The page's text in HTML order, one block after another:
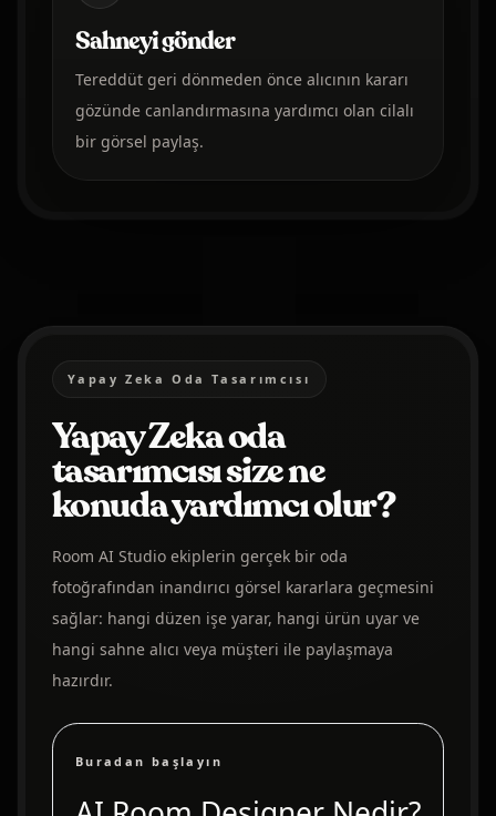
Sahneyi gönder
Tereddüt geri dönmeden önce alıcının kararı
gözünde canlandırmasına yardımcı olan cilalı
bir görsel paylaş.
Yapay Zeka Oda Tasarımcısı
Yapay Zeka oda
tasarımcısı size ne
konuda yardımcı olur?
Room AI Studio ekiplerin gerçek bir oda
fotoğrafından inandırıcı görsel kararlara geçmesini
sağlar: hangi düzen işe yarar, hangi ürün uyar ve
hangi sahne alıcı veya müşteri ile paylaşmaya
hazırdır.
Buradan başlayın